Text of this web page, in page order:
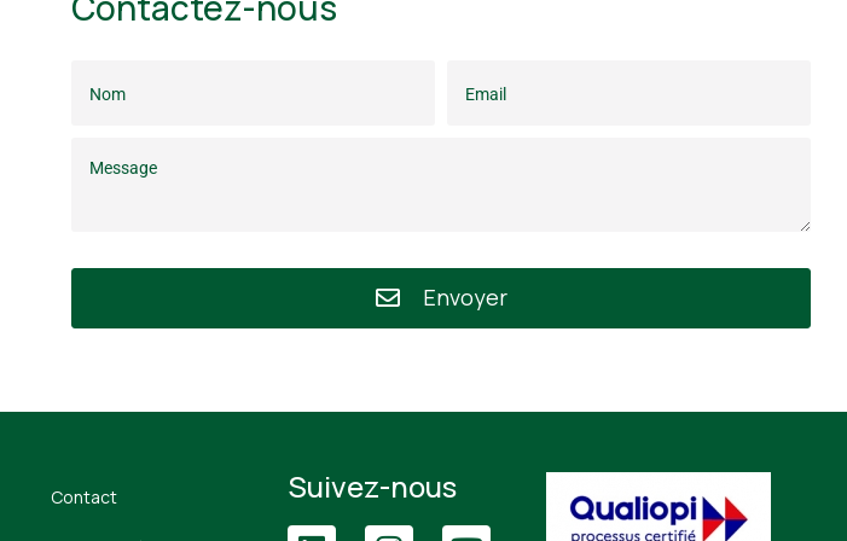
Envoyer
Contact Suivez-nous